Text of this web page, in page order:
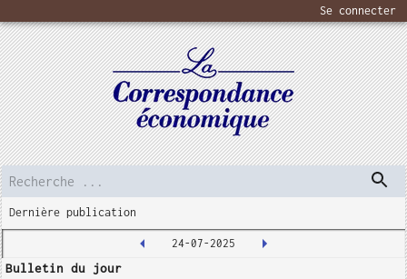
Se connecter
Dernière publication
24-07-2025
Bulletin du jour